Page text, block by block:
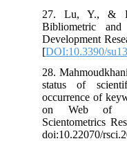
27. Lu, Y., &
Bibliometric
Development
[DOI:10.3390/
28.
status of
occurrence of
on Web of
Scientometrics
doi:10.22070/